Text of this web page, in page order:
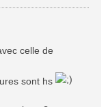
celle de
sont hs